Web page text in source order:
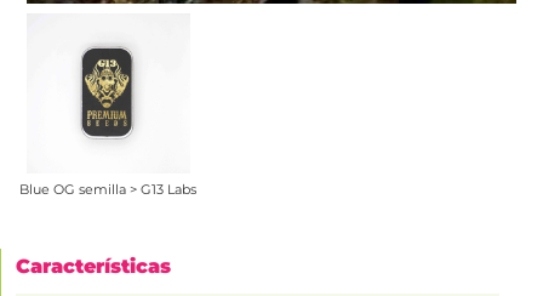
Blue OG semilla > G13 Labs
Características